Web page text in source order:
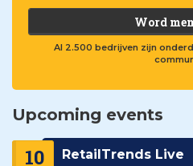
Word
Al 2.500 bedrijven zijn
Upcoming events
10 RetailTrends Live